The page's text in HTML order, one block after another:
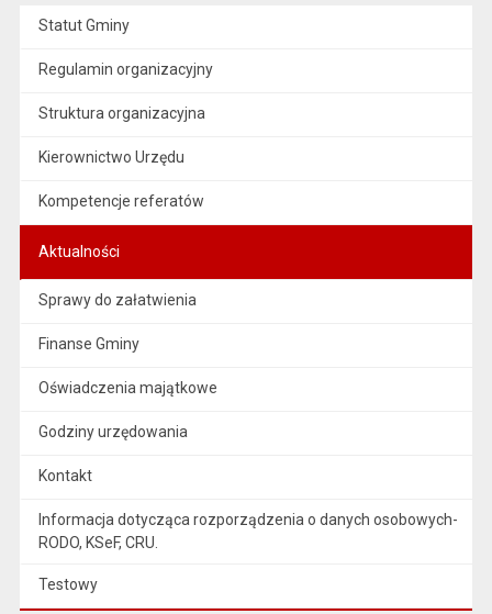
Statut Gminy
Regulamin organizacyjny
Struktura organizacyjna
Kierownictwo Urzędu
Kompetencje referatów
Aktualności
Sprawy do załatwienia
Finanse Gminy
Oświadczenia majątkowe
Godziny urzędowania
Kontakt
Informacja dotycząca rozporządzenia o danych osobowych-
RODO, KSeF, CRU.
Testowy